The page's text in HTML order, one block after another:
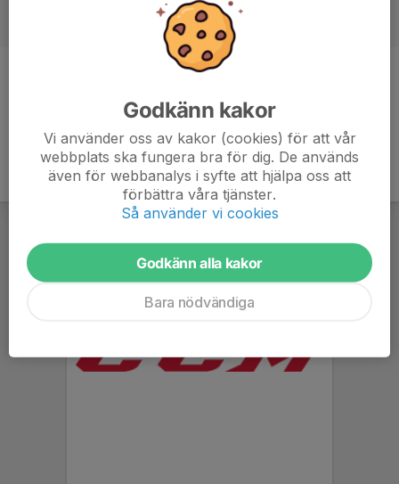
Godkänn kakor
Vi använder oss av kakor (cookies) för att vår
webbplats ska fungera bra för dig. De används
även för webbanalys i syfte att hjälpa oss att
förbättra våra tjänster.
Så använder vi cookies
Godkänn alla kakor
Bara nödvändiga